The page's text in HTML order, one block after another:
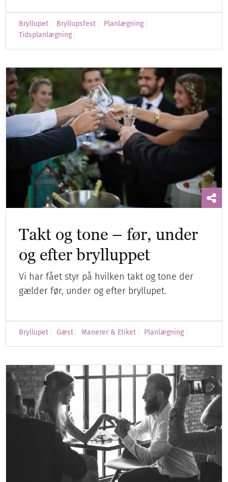
Bryllupet Bryllupsfest
Planlægning
Tidsplanlægning
Takt og tone – før, under
og efter brylluppet
Vi har fået styr på hvilken takt og tone der
gælder før, under og efter bryllupet.
Bryllupet Gæst Manerer & Etiket Planlægning